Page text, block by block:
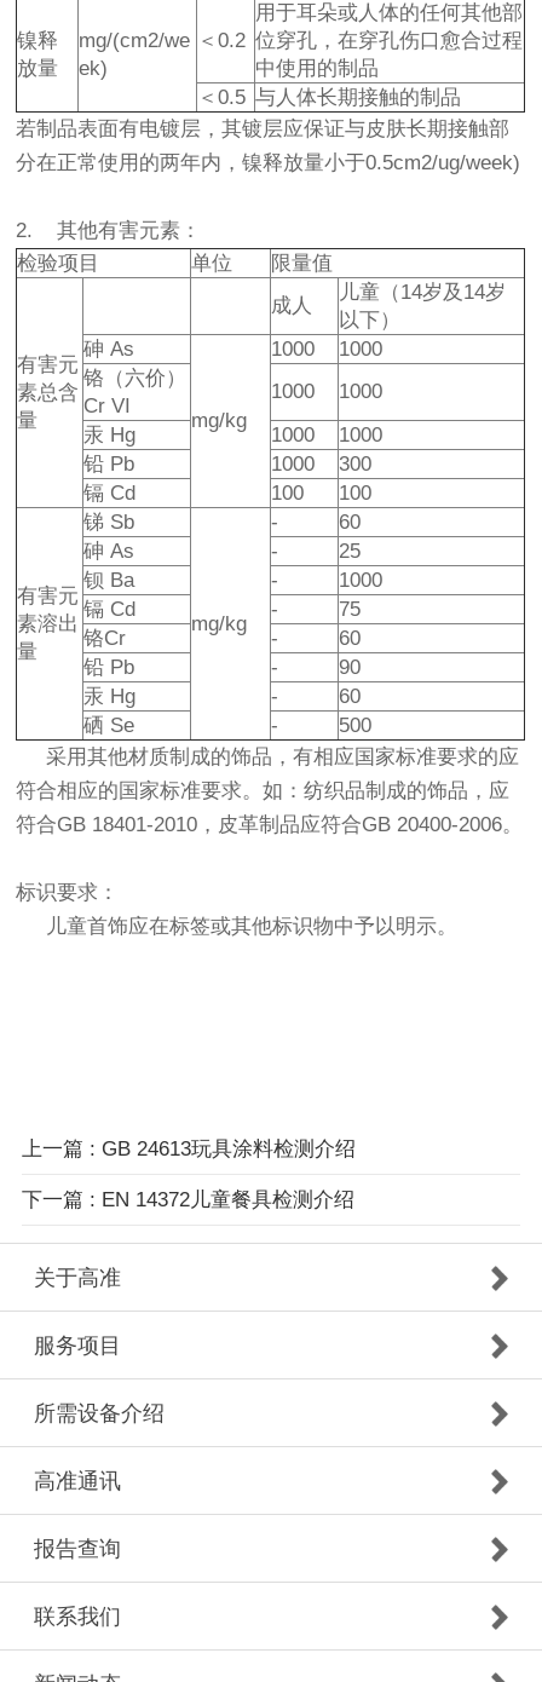
镍释
放量
mg/(cm2/we
ek)
＜0.2
用于耳朵或人体的任何其他部
位穿孔，在穿孔伤口愈合过程
中使用的制品
＜0.5 与人体长期接触的制品
若制品表面有电镀层，其镀层应保证与皮肤长期接触部
分在正常使用的两年内，镍释放量小于0.5cm2/ug/week)
2. 其他有害元素：
检验项目
单位 限量值
有害元
素总含
量
成人
儿童（14岁及14岁
以下）
砷 As
mg/kg
1000
1000
铬（六价）
Cr VI
1000
1000
汞 Hg
1000
1000
铅 Pb
1000
300
镉 Cd
100 100
有害元
素溶出
量
锑 Sb
mg/kg
-
60
砷 As
-
25
钡 Ba
-
1000
镉 Cd
-
75
铬Cr
-
60
铅 Pb
-
90
汞 Hg
-
60
硒 Se
-
500
采用其他材质制成的饰品，有相应国家标准要求的应
符合相应的国家标准要求。如：纺织品制成的饰品，应
符合GB 18401-2010，皮革制品应符合GB 20400-2006。
标识要求：
儿童首饰应在标签或其他标识物中予以明示。
上一篇 : GB 24613玩具涂料检测介绍
下一篇 : EN 14372儿童餐具检测介绍
关于高准
服务项目
所需设备介绍
高准通讯
报告查询
联系我们